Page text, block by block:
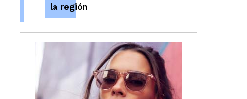
la región